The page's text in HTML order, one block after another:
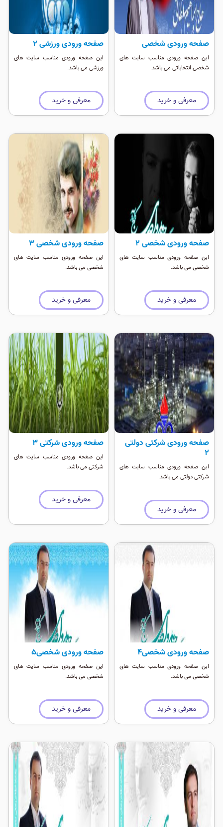
صفحه ورودی شخصی
این صفحه ورودی مناسب سایت های
شخصی انتخاباتی می باشد.
معرفی و خرید
صفحه ورودی ورزشی ۲
این صفحه ورودی مناسب سایت های
ورزشی می باشد.
معرفی و خرید
صفحه ورودی شخصی ۲
این صفحه ورودی مناسب سایت های
شخصی می باشد.
معرفی و خرید
صفحه ورودی شخصی ۳
این صفحه ورودی مناسب سایت های
شخصی می باشد.
معرفی و خرید
صفحه ورودی شرکتی دولتی
۲
این صفحه ورودی مناسب سایت های
شرکتی دولتی می باشد.
معرفی و خرید
صفحه ورودی شرکتی ۳
این صفحه ورودی مناسب سایت های
شرکتی می باشد.
معرفی و خرید
صفحه ورودی شخصی۴
این صفحه ورودی مناسب سایت های
شخصی می باشد.
معرفی و خرید
صفحه ورودی شخصی۵
این صفحه ورودی مناسب سایت های
شخصی می باشد.
معرفی و خرید